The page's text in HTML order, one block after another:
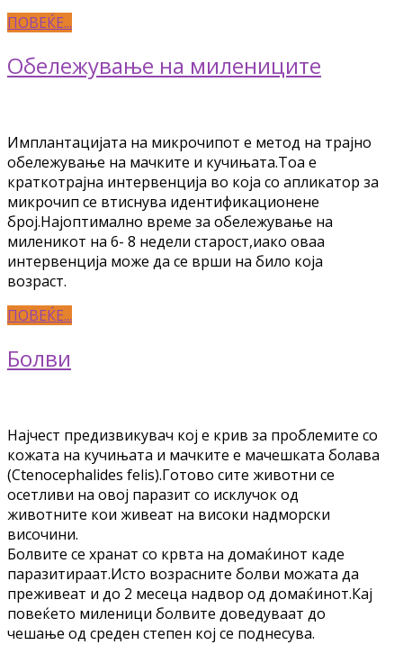
ПОВЕЌЕ...
Обележување на милениците
Имплантацијата на микрочипот е метод на трајно
обележување на мачките и кучињата.Тоа е
краткотрајна интервенција во која со апликатор за
микрочип се втиснува идентификационене
број.Најоптимално време за обележување на
миленикот на 6- 8 недели старост,иако оваа
интервенција може да се врши на било која
возраст.
ПОВЕЌЕ...
Болви
Најчест предизвикувач кој е крив за проблемите со
кожата на кучињата и мачките е мачешката болава
(Ctenocephalides felis).Готово сите животни се
осетливи на овој паразит со исклучок од
животните кои живеат на високи надморски
височини.
Болвите се хранат со крвта на домаќинот каде
паразитираат.Исто возрасните болви можата да
преживеат и до 2 месеца надвор од домаќинот.Кај
повеќето миленици болвите доведуваат до
чешање од среден степен кој се поднесува.